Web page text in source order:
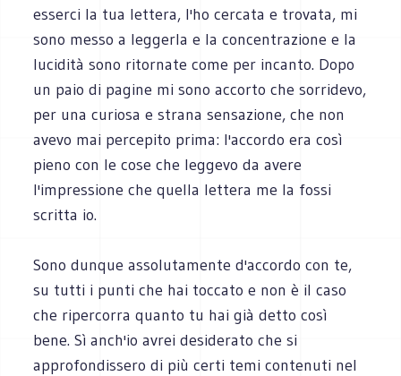
esserci la tua lettera, l'ho cercata e trovata, mi
sono messo a leggerla e la concentrazione e la
lucidità sono ritornate come per incanto. Dopo
un paio di pagine mi sono accorto che sorridevo,
per una curiosa e strana sensazione, che non
avevo mai percepito prima: l'accordo era così
pieno con le cose che leggevo da avere
l'impressione che quella lettera me la fossi
scritta io.
Sono dunque assolutamente d'accordo con te,
su tutti i punti che hai toccato e non è il caso
che ripercorra quanto tu hai già detto così
bene. Sì anch'io avrei desiderato che si
approfondissero di più certi temi contenuti nel